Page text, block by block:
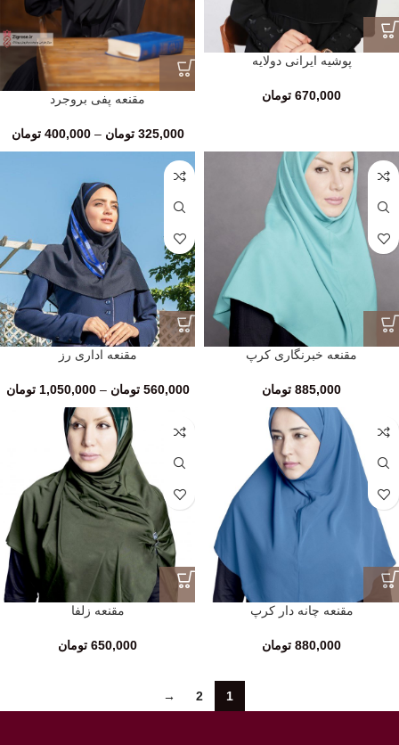
پوشیه ایرانی دولایه
670,000 تومان مقنعه پفی بروجرد
325,000 تومان –
400,000 تومان
مقنعه خبرنگاری کرپ
885,000 تومان
مقنعه اداری رز
560,000 تومان –
1,050,000 تومان
مقنعه چانه دار کرپ
880,000 تومان
مقنعه زلفا
650,000 تومان
1
2
→